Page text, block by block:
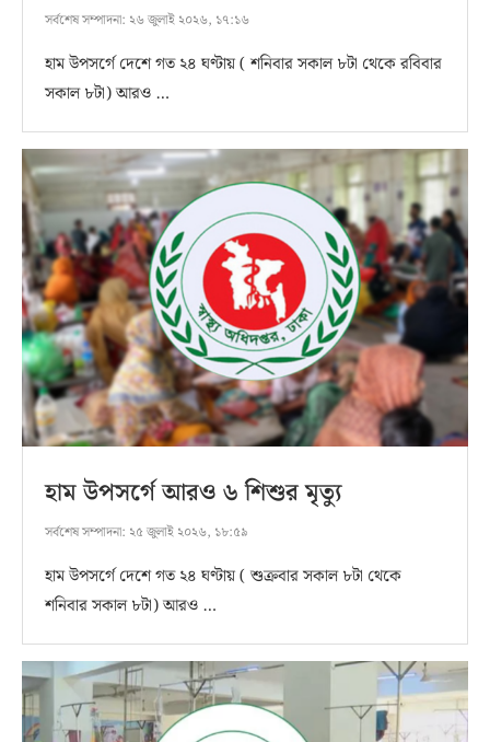
সর্বশেষ সম্পাদনা: ২৬ জুলাই ২০২৬, ১৭:১৬
হাম উপসর্গে দেশে গত ২৪ ঘণ্টায় ( শনিবার সকাল ৮টা থেকে রবিবার
সকাল ৮টা) আরও …
হাম উপসর্গে আরও ৬ শিশুর মৃত্যু
সর্বশেষ সম্পাদনা: ২৫ জুলাই ২০২৬, ১৮:৫৯
হাম উপসর্গে দেশে গত ২৪ ঘণ্টায় ( শুক্রবার সকাল ৮টা থেকে
শনিবার সকাল ৮টা) আরও …